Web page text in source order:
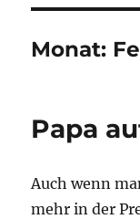
Monat:
Papa
Auch wenn
mehr in der